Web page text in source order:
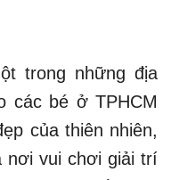
trong những địa
các bé ở TPHCM
của thiên nhiên,
nơi vui chơi giải trí